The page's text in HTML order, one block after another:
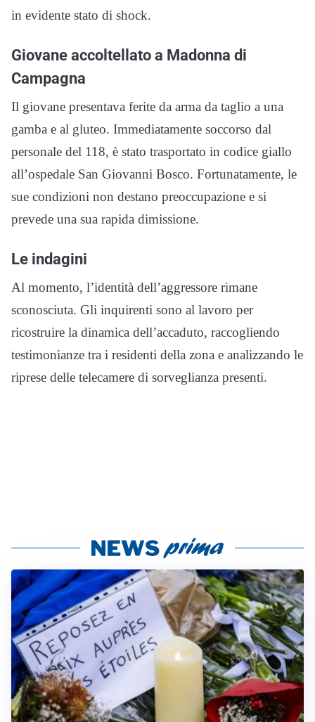
in evidente stato di shock.
Giovane accoltellato a Madonna di
Campagna
Il giovane presentava ferite da arma da taglio a una
gamba e al gluteo. Immediatamente soccorso dal
personale del 118, è stato trasportato in codice giallo
all’ospedale San Giovanni Bosco. Fortunatamente, le
sue condizioni non destano preoccupazione e si
prevede una sua rapida dimissione.
Le indagini
Al momento, l’identità dell’aggressore rimane
sconosciuta. Gli inquirenti sono al lavoro per
ricostruire la dinamica dell’accaduto, raccogliendo
testimonianze tra i residenti della zona e analizzando le
riprese delle telecamere di sorveglianza presenti.